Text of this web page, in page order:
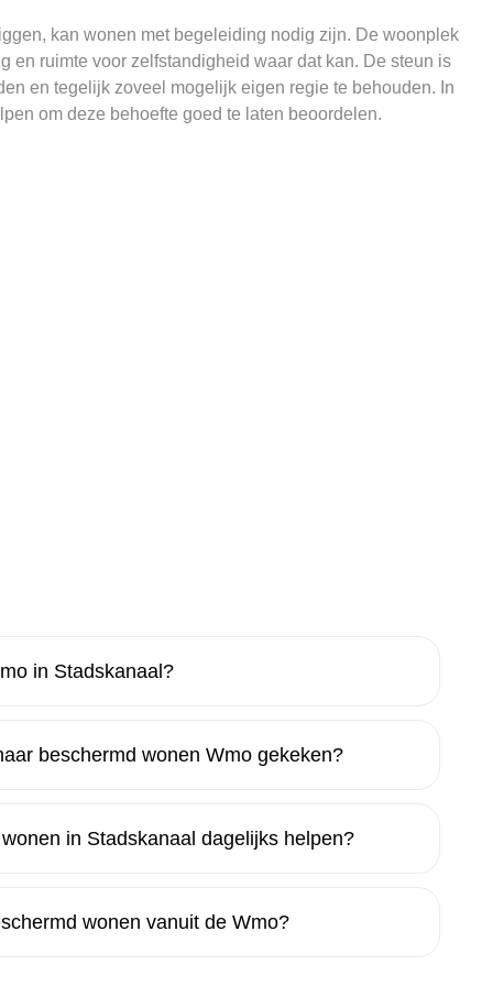
kan wonen met begeleiding nodig zijn. De woonplek
en ruimte voor zelfstandigheid waar dat kan. De steun is
en tegelijk zoveel mogelijk eigen regie te behouden. In
om deze behoefte goed te laten beoordelen.
in Stadskanaal?
beschermd wonen Wmo gekeken?
in Stadskanaal dagelijks helpen?
wonen vanuit de Wmo?